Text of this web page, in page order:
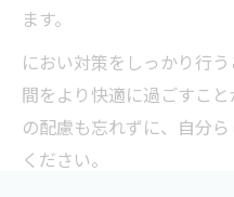
ます。
におい対策をしっかり行
間をより快適に過ごすこと
の配慮も忘れずに、自分ら
ください。